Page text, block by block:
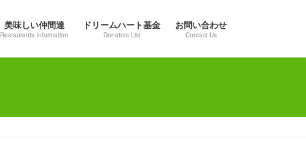
美味しい仲間達
Restaurants Information
ドリームハート基金
Donators List
お問い合わせ
Contact Us